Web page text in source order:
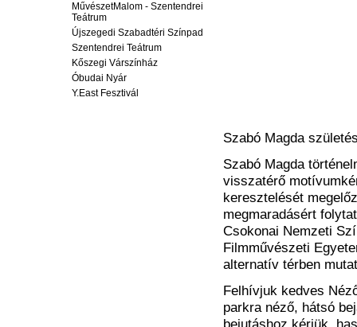
MűvészetMalom - Szentendrei
Teátrum
Újszegedi Szabadtéri Színpad
Szentendrei Teátrum
Kőszegi Várszínház
Óbudai Nyár
Y.East Fesztivál
Szabó Magda
Szabó Magda
visszatérő
keresztelését
megmaradásért
Csokonai Nemzeti
Filmművészeti
alternatív térben
Felhívjuk kedves
parkra néző, hátsó
bejutáshoz kérjük,